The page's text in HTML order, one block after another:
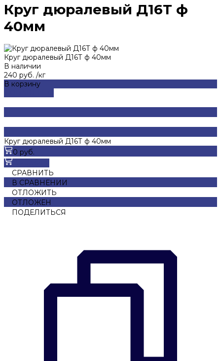
Круг дюралевый Д16Т ф
40мм
Круг дюралевый Д16Т ф 40мм
В наличии
240 руб. /кг
В корзину
Круг дюралевый Д16Т ф 40мм
0 руб.
СРАВНИТЬ
В СРАВНЕНИИ
ОТЛОЖИТЬ
ОТЛОЖЕН
ПОДЕЛИТЬСЯ